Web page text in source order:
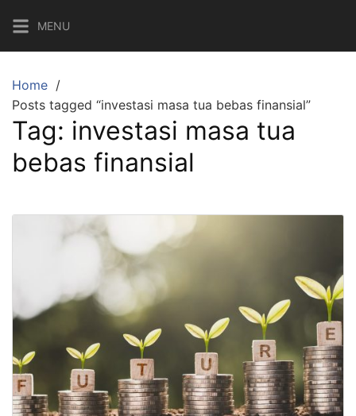
content
MENU
Home
Posts tagged “investasi masa tua bebas finansial”
Tag: investasi masa tua
bebas finansial